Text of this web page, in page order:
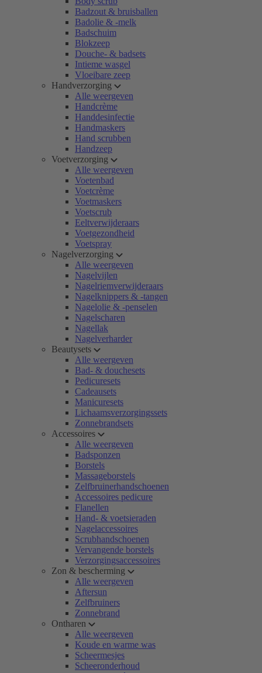
Badzout & bruisballen
Badolie & -melk
Badschuim
Blokzeep
Douche- & badsets
Intieme wasgel
Vloeibare zeep
Handverzorging
Alle weergeven
Handcrème
Handdesinfectie
Handmaskers
Hand scrubben
Handzeep
Voetverzorging
Alle weergeven
Voetenbad
Voetcrème
Voetmaskers
Voetscrub
Eeltverwijderaars
Voetgezondheid
Voetspray
Nagelverzorging
Alle weergeven
Nagelvijlen
Nagelriemverwijderaars
Nagelknippers & -tangen
Nagelolie & -penselen
Nagelscharen
Nagellak
Nagelverharder
Beautysets
Alle weergeven
Bad- & douchesets
Pedicuresets
Cadeausets
Manicuresets
Lichaamsverzorgingssets
Zonnebrandsets
Accessoires
Alle weergeven
Badsponzen
Borstels
Massageborstels
Zelfbruinerhandschoenen
Accessoires pedicure
Flanellen
Hand- & voetsieraden
Nagelaccessoires
Scrubhandschoenen
Vervangende borstels
Verzorgingsaccessoires
Zon & bescherming
Alle weergeven
Aftersun
Zelfbruiners
Zonnebrand
Ontharen
Alle weergeven
Koude en warme was
Scheermesjes
Scheeronderhoud